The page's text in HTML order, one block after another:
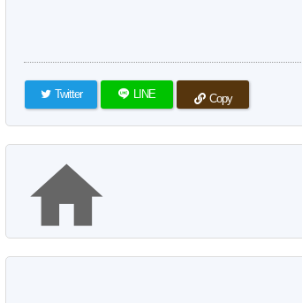
Twitter LINE Copy
